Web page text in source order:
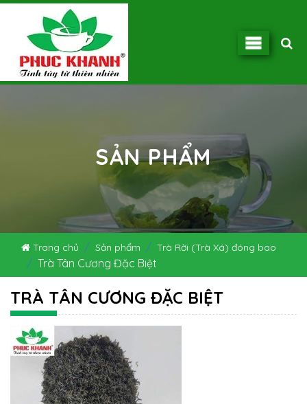
SẢN PHẨM
Trang chủ Sản phẩm Trà Rời (Trà Xá) đóng bao
Trà Tân Cương Đặc Biệt
TRÀ TÂN CƯƠNG ĐẶC BIỆT